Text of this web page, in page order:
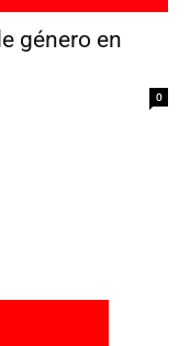
género en
0